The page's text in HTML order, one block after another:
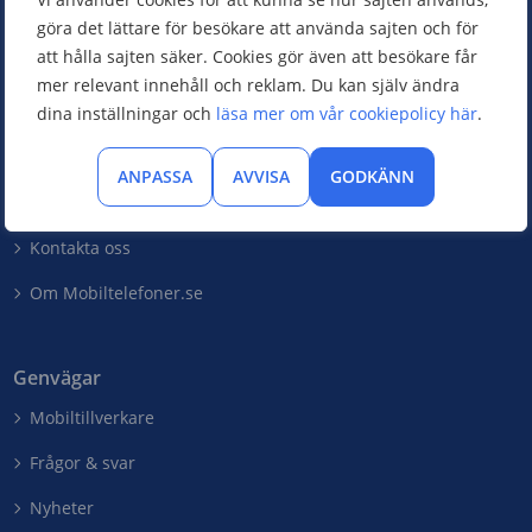
göra det lättare för besökare att använda sajten och för
att hålla sajten säker. Cookies gör även att besökare får
mer relevant innehåll och reklam. Du kan själv ändra
dina inställningar och läsa mer om vår cookiepolicy här.
ANPASSA AVVISA GODKÄNN
Comparico AB
Skeppargatan 32
114 52 Stockholm
Org nr: 556851-2321
Företaget
Kontakta oss
Om Mobiltelefoner.se
Genvägar
Mobiltillverkare
Frågor & svar
Nyheter